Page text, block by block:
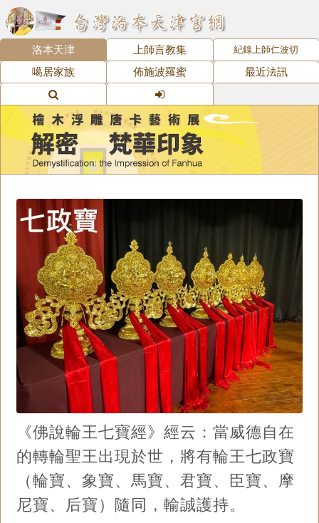
洛本天津 上師言教集 紀錄上師仁波切
噶居家族 佈施波羅蜜 最近法訊
《佛說輪王七寶經》經云：當威德自在
的轉輪聖王出現於世，將有輪王七政寶
（輪寶、象寶、馬寶、君寶、臣寶、摩
尼寶、后寶）隨同，輸誠護持。